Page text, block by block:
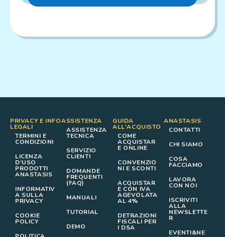
PRIVACY E INFO
LEGALI
TERMINI E
CONDIZIONI
LICENZA
D’USO
PRODOTTI
ANASTASIS
INFORMATIV
A SULLA
PRIVACY
COOKIE
POLICY
ASSISTENZA
ASSISTENZA
TECNICA
SERVIZIO
CLIENTI
DOMANDE
FREQUENTI
(FAQ)
MANUALI
TUTORIAL
DEMO
GUIDA
ALL'ACQUISTO
COME
ACQUISTAR
E ONLINE
CONVENZIO
NI E SCONTI
ACQUISTAR
E CON IVA
AGEVOLATA
AL 4%
DETRAZIONI
FISCALI PER
I DSA
ANASTASIS
CONTATTI
CHI SIAMO
COSA
FACCIAMO
LAVORA
CON NOI
ISCRIVITI
ALLA
NEWSLETTE
R
EVENTI&NE